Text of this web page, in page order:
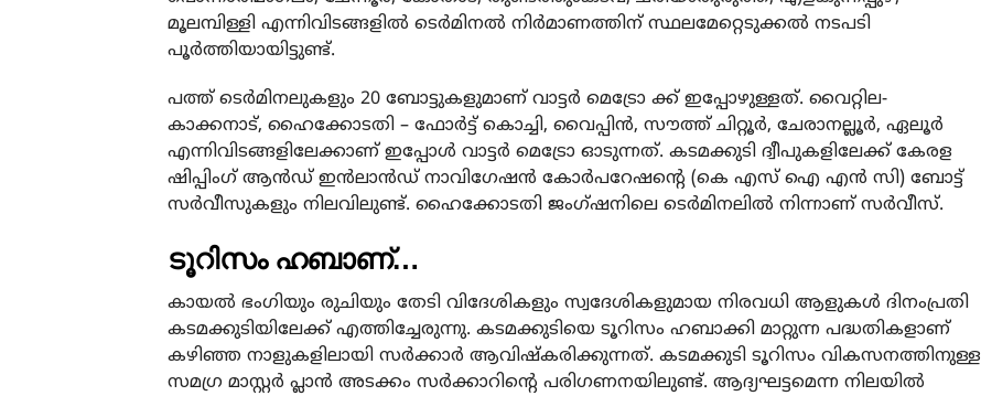
മൂലമ്പിള്ളി എന്നിവിടങ്ങളില്‍ ടെര്‍മിനല്‍ നിര്‍മാണത്തിന് സ്ഥലമേറ്റെടുക്കല്‍ നടപടി
പൂര്‍ത്തിയായിട്ടുണ്ട്.
പത്ത് ടെര്‍മിനലുകളും 20 ബോട്ടുകളുമാണ് വാട്ടർ മെട്രോ ക്ക് ഇപ്പോഴുള്ളത്. വൈറ്റില-
കാക്കനാട്, ഹൈക്കോടതി – ഫോർട്ട് കൊച്ചി, വൈപ്പിന്‍, സൗത്ത് ചിറ്റൂര്‍, ചേരാനല്ലൂര്‍, ഏലൂര്‍
എന്നിവിടങ്ങളിലേക്കാണ് ഇപ്പോള്‍ വാട്ടര്‍ മെട്രോ ഓടുന്നത്. കടമക്കുടി ദ്വീപുകളിലേക്ക് കേരള
ഷിപ്പിംഗ് ആന്‍ഡ് ഇന്‍ലാന്‍ഡ് നാവിഗേഷന്‍ കോര്‍പറേഷന്റെ (കെ എസ് ഐ എന്‍ സി) ബോട്ട്
സര്‍വീസുകളും നിലവിലുണ്ട്. ഹൈക്കോടതി ജംഗ്ഷനിലെ ടെര്‍മിനലിൽ നിന്നാണ് സര്‍വീസ്.
ടൂറിസം ഹബാണ്…
കായല്‍ ഭംഗിയും രുചിയും തേടി വിദേശികളും സ്വദേശികളുമായ നിരവധി ആളുകള്‍ ദിനംപ്രതി
കടമക്കുടിയിലേക്ക് എത്തിച്ചേരുന്നു. കടമക്കുടിയെ ടൂറിസം ഹബാക്കി മാറ്റുന്ന പദ്ധതികളാണ്
കഴിഞ്ഞ നാളുകളിലായി സര്‍ക്കാര്‍ ആവിഷ്‌കരിക്കുന്നത്. കടമക്കുടി ടൂറിസം വികസനത്തിനുള്ള
സമഗ്ര മാസ്റ്റര്‍ പ്ലാന്‍ അടക്കം സര്‍ക്കാറിന്റെ പരിഗണനയിലുണ്ട്. ആദ്യഘട്ടമെന്ന നിലയില്‍